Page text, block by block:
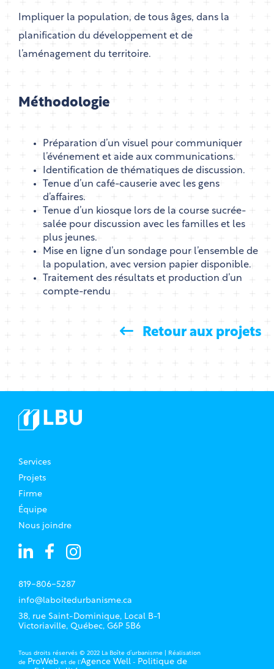
Impliquer la population, de tous âges, dans la
planification du développement et de
l’aménagement du territoire.
Méthodologie
Préparation d’un visuel pour communiquer
l’événement et aide aux communications.
Identification de thématiques de discussion.
Tenue d’un café-causerie avec les gens
d’affaires.
Tenue d’un kiosque lors de la course sucrée-
salée pour discussion avec les familles et les
plus jeunes.
Mise en ligne d’un sondage pour l’ensemble de
la population, avec version papier disponible.
Traitement des résultats et production d’un
compte-rendu
Retour aux projets
Services
Projets
Firme
Équipe
Nous joindre
819-806-5287
info@laboitedurbanisme.ca
38, rue Saint-Dominique, Local B-1
Victoriaville, Québec, G6P 5B6
Tous droits réservés © 2022 La Boîte d’urbanisme | Réalisation
de ProWeb et de l'Agence Well - Politique de